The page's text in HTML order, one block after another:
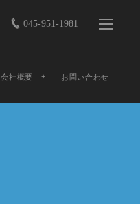
045-951-1981
会社概要 お問い合わせ